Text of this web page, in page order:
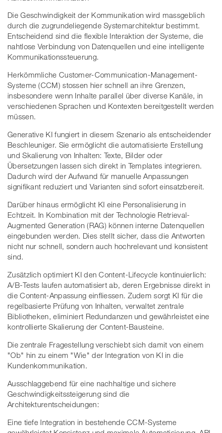
Die Geschwindigkeit der Kommunikation wird massgeblich
durch die zugrundeliegende Systemarchitektur bestimmt.
Entscheidend sind die flexible Interaktion der Systeme, die
nahtlose Verbindung von Datenquellen und eine intelligente
Kommunikationssteuerung.
Herkömmliche Customer-Communication-Management-
Systeme (CCM) stossen hier schnell an ihre Grenzen,
insbesondere wenn Inhalte parallel über diverse Kanäle, in
verschiedenen Sprachen und Kontexten bereitgestellt werden
müssen.
Generative KI fungiert in diesem Szenario als entscheidender
Beschleuniger. Sie ermöglicht die automatisierte Erstellung
und Skalierung von Inhalten: Texte, Bilder oder
Übersetzungen lassen sich direkt in Templates integrieren.
Dadurch wird der Aufwand für manuelle Anpassungen
signifikant reduziert und Varianten sind sofort einsatzbereit.
Darüber hinaus ermöglicht KI eine Personalisierung in
Echtzeit. In Kombination mit der Technologie Retrieval-
Augmented Generation (RAG) können interne Datenquellen
eingebunden werden. Dies stellt sicher, dass die Antworten
nicht nur schnell, sondern auch hochrelevant und konsistent
sind.
Zusätzlich optimiert KI den Content-Lifecycle kontinuierlich:
A/B-Tests laufen automatisiert ab, deren Ergebnisse direkt in
die Content-Anpassung einfliessen. Zudem sorgt KI für die
regelbasierte Prüfung von Inhalten, verwaltet zentrale
Bibliotheken, eliminiert Redundanzen und gewährleistet eine
kontrollierte Skalierung der Content-Bausteine.
Die zentrale Fragestellung verschiebt sich damit von einem
"Ob" hin zu einem "Wie" der Integration von KI in die
Kundenkommunikation.
Ausschlaggebend für eine nachhaltige und sichere
Geschwindigkeitssteigerung sind die
Architekturentscheidungen:
Eine tiefe Integration in bestehende CCM-Systeme